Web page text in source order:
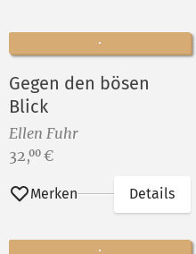
Gegen den bösen
Blick
Ellen Fuhr
Preis:
32,00 €
Merken Details